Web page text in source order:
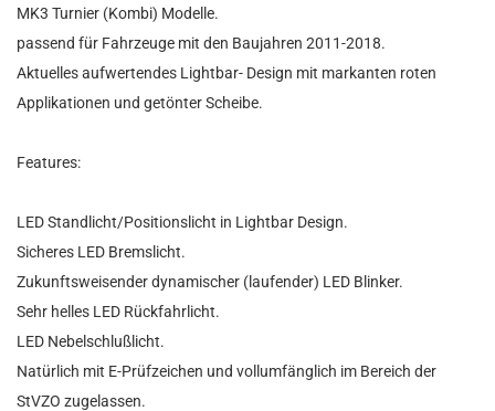
MK3 Turnier (Kombi) Modelle.
passend für Fahrzeuge mit den Baujahren 2011-2018.
Aktuelles aufwertendes Lightbar- Design mit markanten roten
Applikationen und getönter Scheibe.
Features:
LED Standlicht/Positionslicht in Lightbar Design.
Sicheres LED Bremslicht.
Zukunftsweisender dynamischer (laufender) LED Blinker.
Sehr helles LED Rückfahrlicht.
LED Nebelschlußlicht.
Natürlich mit E-Prüfzeichen und vollumfänglich im Bereich der
StVZO zugelassen.